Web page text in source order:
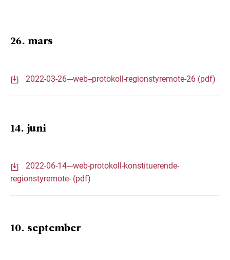
26. mars
2022-03-26---web--protokoll-regionstyremote-26 (pdf)
14. juni
2022-06-14---web-protokoll-konstituerende-
regionstyremote- (pdf)
10. september